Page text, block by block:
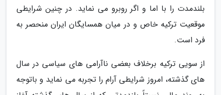
بلندمدت را با اما و اگر روبرو می نماید. در چنین شرایطی
موقعیت ترکیه خاص و در میان همسایگان ایران منحصر به
فرد است.
از سویی ترکیه برخلاف بعضی ناآرامی های سیاسی در سال
های گذشته، امروز شرایطی آرام را تجربه می نماید و باتوجه